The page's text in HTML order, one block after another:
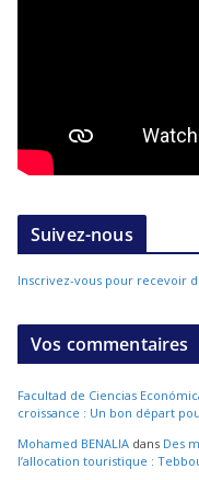
Suivez-nous
Inscrivez-vous pour recevoir
Vos commentaires
Facultad de Ciencias
croissance : Un bon départ
Mohamed BENALIA dans Des
l’allocation touristique :